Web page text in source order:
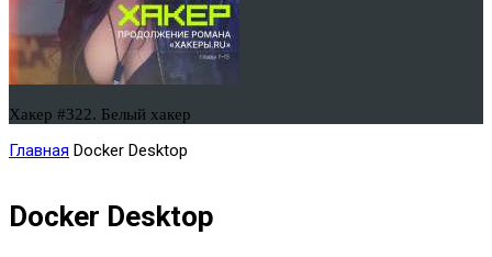
Хакер #322. Белый хакер
Главная Docker Desktop
Docker Desktop